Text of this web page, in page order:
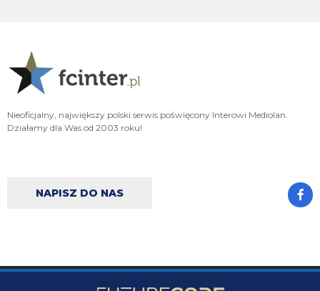
ragnar 08.08.2026 15:02
Ładnie Bovio czy jak mu tam skubnał
VVujek 08.08.2026 15:02
Diouf pan piłkarz ,a niektórzy chcieli się go już pozbyć xdd
kurde jakby jeszcze byl dla nas korni. to pieknie
Nieoficjalny, największy polski serwis poświęcony Interowi Mediolan.
Działamy dla Was od 2003 roku!
NAPISZ DO NAS